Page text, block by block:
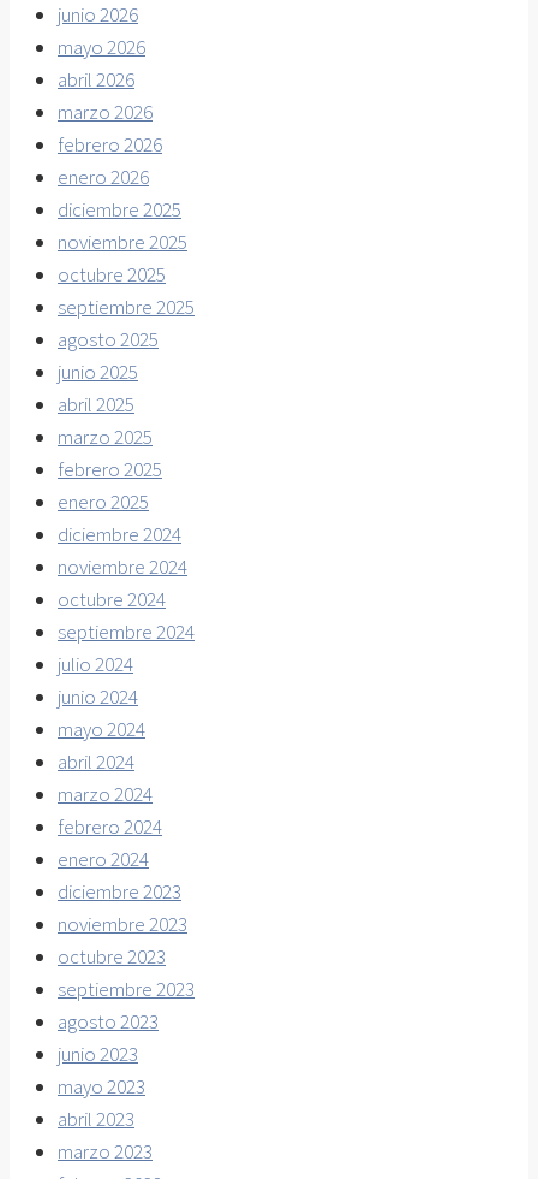
junio 2026
mayo 2026
abril 2026
marzo 2026
febrero 2026
enero 2026
diciembre 2025
noviembre 2025
octubre 2025
septiembre 2025
agosto 2025
junio 2025
abril 2025
marzo 2025
febrero 2025
enero 2025
diciembre 2024
noviembre 2024
octubre 2024
septiembre 2024
julio 2024
junio 2024
mayo 2024
abril 2024
marzo 2024
febrero 2024
enero 2024
diciembre 2023
noviembre 2023
octubre 2023
septiembre 2023
agosto 2023
junio 2023
mayo 2023
abril 2023
marzo 2023